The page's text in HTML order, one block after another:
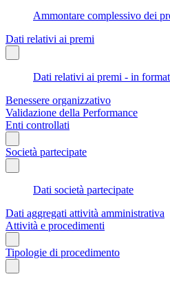
Ammontare complessivo dei
Dati relativi ai premi
Dati relativi ai premi - in
Benessere organizzativo
Validazione della Performance
Enti controllati
Società partecipate
Dati società partecipate
Dati aggregati attività amministrativa
Attività e procedimenti
Tipologie di procedimento